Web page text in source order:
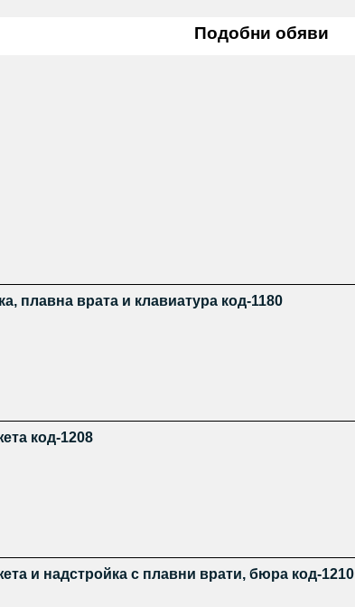
Подобни обяви
плавна врата и клавиатура код-1180
код-1208
и надстройка с плавни врати, бюра код-1210